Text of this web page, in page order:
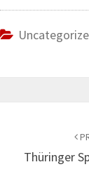
Thüringer